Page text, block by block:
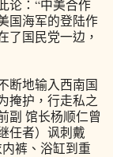
论：“中美合作
国海军的登陆作
了国民党一边，
地输入西南国
掩护，行走私之
副 馆长杨顺仁曾
任者）讽刺戴
裤、浴缸到重